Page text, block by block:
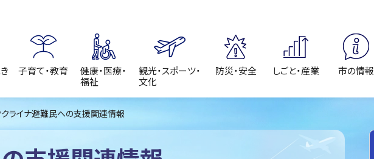
子育て・教育
健康・医療・
福祉
観光・スポーツ・
文化
防災・安全 しごと・産業 市の情報
クライナ避難民への支援関連情報